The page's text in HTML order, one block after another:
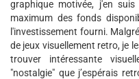
graphique motivée, j'en
maximum des fonds
l'investissement fourni.
de jeux visuellement retro, je
trouver intéressante
"nostalgie" que j’espérais